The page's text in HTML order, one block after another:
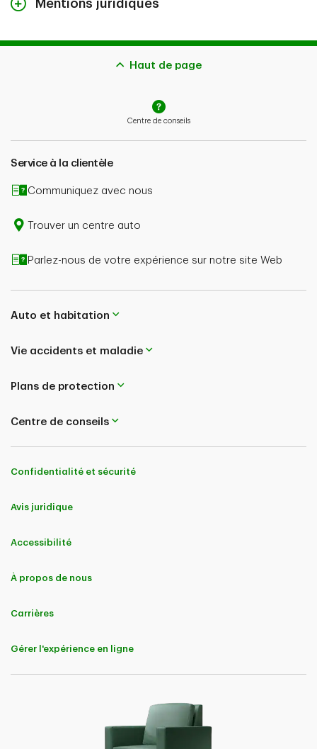
Mentions juridiques
et ne constitue pas des conseils juridiques. Les
couvertures décrites aux présentes peuvent être
présentation d’une réclamation, l’indemnisation
potentielle dépend aussi de l’admissibilité de la
réclamation et du type de couverture souscrite.
libellé de votre police, le libellé de la police aura
adressez-vous à un conseiller ou consultez le libellé de
Haut de page
Centre de conseils
Service à la clientèle
Communiquez avec nous
Trouver un centre auto
Parlez-nous de votre expérience sur notre site Web
Auto et habitation
Vie accidents et maladie
Plans de protection
Centre de conseils
Confidentialité et sécurité
Avis juridique
Accessibilité
À propos de nous
Carrières
Gérer l'expérience en ligne